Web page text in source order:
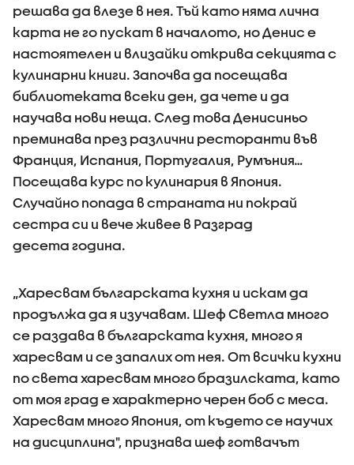
решава да влезе в нея. Тъй като няма лична
карта не го пускат в началото, но Денис е
настоятелен и влизайки открива секцията с
кулинарни книги. Започва да посещава
библиотеката всеки ден, да чете и да
научава нови неща. След това Денисиньо
преминава през различни ресторанти във
Франция, Испания, Португалия, Румъния…
Посещава курс по кулинария в Япония.
Случайно попада в страната ни покрай
сестра си и вече живее в Разград
десета година.
„Харесвам българската кухня и искам да
продължа да я изучавам. Шеф Светла много
се раздава в българската кухня, много я
харесвам и се запалих от нея. От всички кухни
по света харесвам много бразилската, като
от моя град е характерно черен боб с меса.
Харесвам много Япония, от където се научих
на дисциплина", признава шеф готвачът